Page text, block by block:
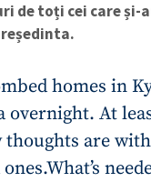
de toți cei care și-
homes in
overnight. At
are
What’s